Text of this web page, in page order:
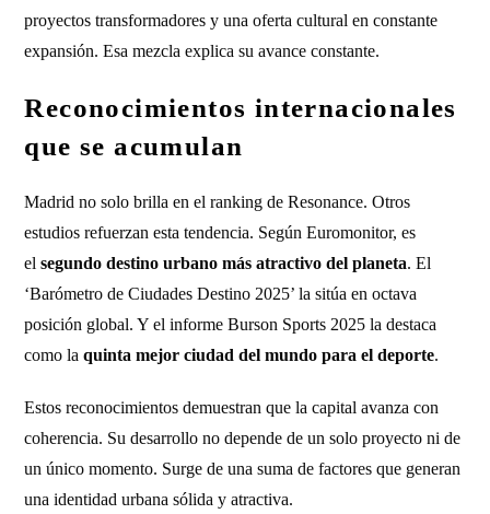
proyectos transformadores y una oferta cultural en constante
expansión. Esa mezcla explica su avance constante.
Reconocimientos internacionales
que se acumulan
Madrid no solo brilla en el ranking de Resonance. Otros
estudios refuerzan esta tendencia. Según Euromonitor, es
elsegundo destino urbano más atractivo del planeta. El
‘Barómetro de Ciudades Destino 2025’ la sitúa en octava
posición global. Y el informe Burson Sports 2025 la destaca
como laquinta mejor ciudad del mundo para el deporte.
Estos reconocimientos demuestran que la capital avanza con
coherencia. Su desarrollo no depende de un solo proyecto ni de
un único momento. Surge de una suma de factores que generan
una identidad urbana sólida y atractiva.